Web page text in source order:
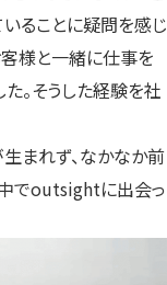
いることに疑問を感じ
様と一緒に仕事を
。そうした経験を社
まれず、なかなか前
中でoutsightに出会っ